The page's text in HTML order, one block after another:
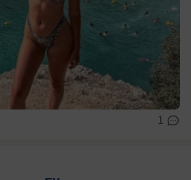
1